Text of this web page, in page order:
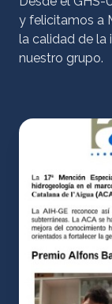
y felicitamos a
la calidad de la
nuestro grupo.